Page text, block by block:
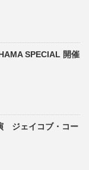
SPECIAL 開催
ジェイコブ・コー